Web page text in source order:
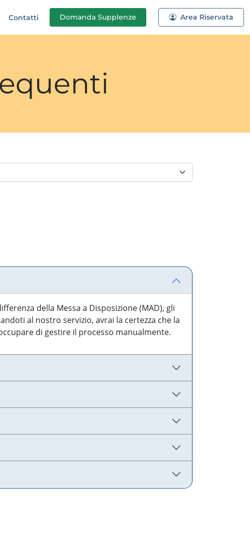
Contatti Domanda Supplenze Area Riservata
della Messa a Disposizione (MAD), gli
al nostro servizio, avrai la certezza che la
di gestire il processo manualmente.